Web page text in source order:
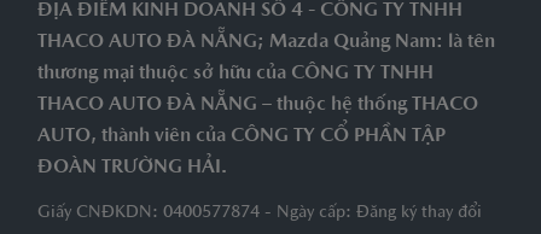
ĐỊA ĐIỂM KINH DOANH SỐ 4 - CÔNG TY TNHH
THACO AUTO ĐÀ NẴNG; Mazda Quảng Nam: là tên
thương mại thuộc sở hữu của CÔNG TY TNHH
THACO AUTO ĐÀ NẴNG – thuộc hệ thống THACO
AUTO, thành viên của CÔNG TY CỔ PHẦN TẬP
ĐOÀN TRƯỜNG HẢI.
Giấy CNĐKDN: 0400577874 - Ngày cấp: Đăng ký thay đổi